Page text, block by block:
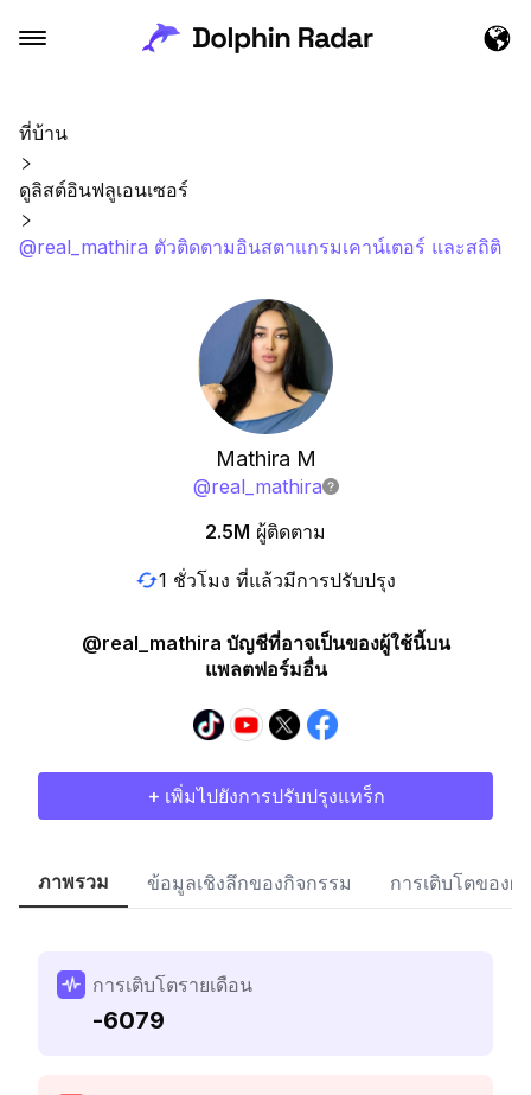
ที่บ้าน
ดูลิสต์อินฟลูเอนเซอร์
@real_mathira ตัวติดตามอินสตาแกรมเคาน์เตอร์ และสถิติ
Mathira M
@real_mathira
2.5M ผู้ติดตาม
1 ชั่วโมง ที่แล้วมีการปรับปรุง
@real_mathira บัญชีที่อาจเป็นของผู้ใช้นี้บน
แพลตฟอร์มอื่น
+ เพิ่มไปยังการปรับปรุงแทร็ก
ภาพรวม ข้อมูลเชิงลึกของกิจกรรม การเติบโตของผู้
การเติบโตรายเดือน
-6079